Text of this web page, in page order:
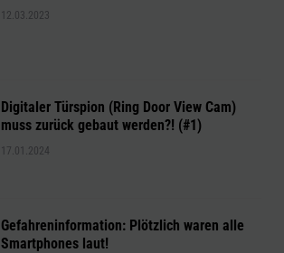
12.03.2023
Digitaler Türspion (Ring Door View Cam)
muss zurück gebaut werden?! (#1)
17.01.2024
Gefahreninformation: Plötzlich waren alle
Smartphones laut!